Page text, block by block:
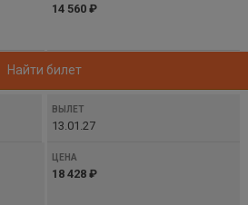
14 560 ₽
Найти билет
13.01.27
18 428 ₽